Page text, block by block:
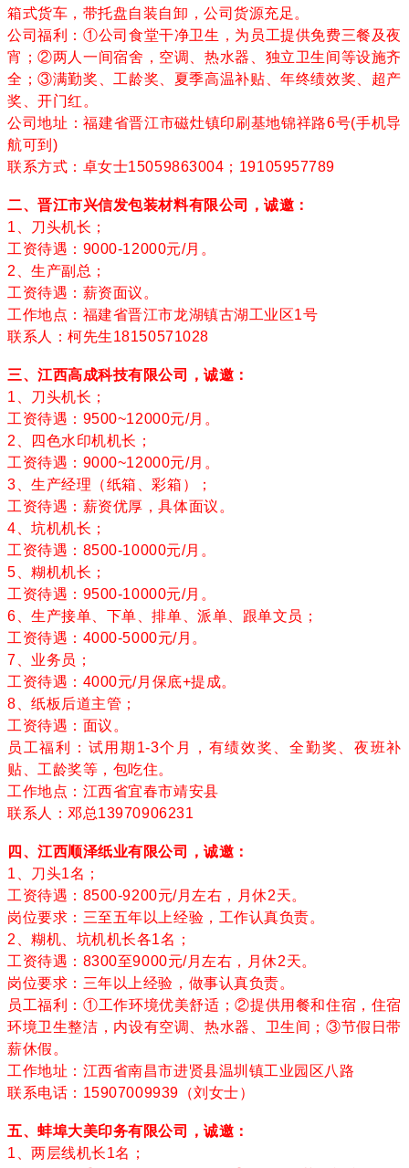
箱式货车，带托盘自装自卸，公司货源充足。
公司福利：①公司食堂干净卫生，为员工提供免费三餐及夜
宵；②两人一间宿舍，空调、热水器、独立卫生间等设施齐
全；③满勤奖、工龄奖、夏季高温补贴、年终绩效奖、超产
奖、开门红。
公司地址：福建省晋江市磁灶镇印刷基地锦祥路6号(手机导
航可到)
联系方式：卓女士15059863004；19105957789
二、晋江市兴信发包装材料有限公司，诚邀：
1、刀头机长；
工资待遇：9000-12000元/月。
2、生产副总；
工资待遇：薪资面议。
工作地点：福建省晋江市龙湖镇古湖工业区1号
联系人：柯先生18150571028
三、江西高成科技有限公司，诚邀：
1、刀头机长；
工资待遇：9500~12000元/月。
2、四色水印机机长；
工资待遇：9000~12000元/月。
3、生产经理（纸箱、彩箱）；
工资待遇：薪资优厚，具体面议。
4、坑机机长；
工资待遇：8500-10000元/月。
5、糊机机长；
工资待遇：9500-10000元/月。
6、生产接单、下单、排单、派单、跟单文员；
工资待遇：4000-5000元/月。
7、业务员；
工资待遇：4000元/月保底+提成。
8、纸板后道主管；
工资待遇：面议。
员工福利：试用期1-3个月，有绩效奖、全勤奖、夜班补
贴、工龄奖等，包吃住。
工作地点：江西省宜春市靖安县
联系人：邓总13970906231
四、江西顺泽纸业有限公司，诚邀：
1、刀头1名；
工资待遇：8500-9200元/月左右，月休2天。
岗位要求：三至五年以上经验，工作认真负责。
2、糊机、坑机机长各1名；
工资待遇：8300至9000元/月左右，月休2天。
岗位要求：三年以上经验，做事认真负责。
员工福利：①工作环境优美舒适；②提供用餐和住宿，住宿
环境卫生整洁，内设有空调、热水器、卫生间；③节假日带
薪休假。
工作地址：江西省南昌市进贤县温圳镇工业园区八路
联系电话：15907009939（刘女士）
五、蚌埠大美印务有限公司，诚邀：
1、两层线机长1名；